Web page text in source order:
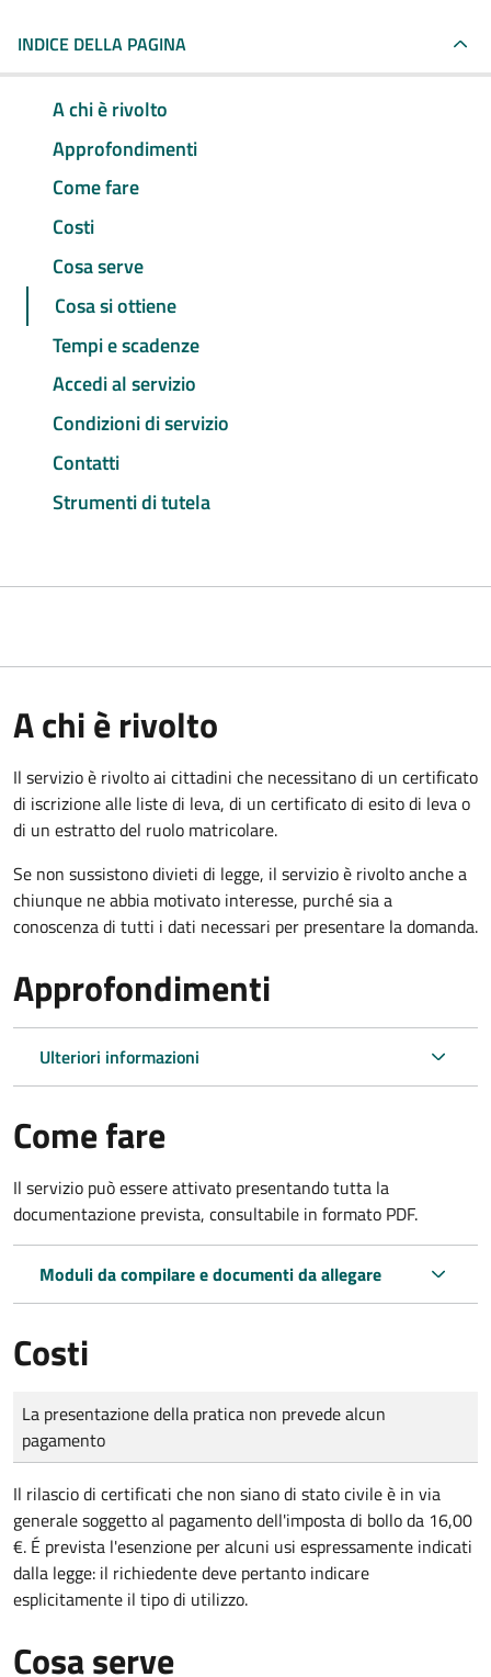
INDICE DELLA PAGINA
A chi è rivolto
Approfondimenti
Come fare
Costi
Cosa serve
Cosa si ottiene
Tempi e scadenze
Accedi al servizio
Condizioni di servizio
Contatti
Strumenti di tutela
A chi è rivolto
Il servizio è rivolto ai cittadini che necessitano di un certificato
di iscrizione alle liste di leva, di un certificato di esito di leva o
di un estratto del ruolo matricolare.
Se non sussistono divieti di legge, il servizio è rivolto anche a
chiunque ne abbia motivato interesse, purché sia a
conoscenza di tutti i dati necessari per presentare la domanda.
Approfondimenti
Ulteriori informazioni
Come fare
Il servizio può essere attivato presentando tutta la
documentazione prevista, consultabile in formato PDF.
Moduli da compilare e documenti da allegare
Costi
Tipo di pagamento
Importo
La presentazione della pratica non prevede alcun
pagamento
Il rilascio di certificati che non siano di stato civile è in via
generale soggetto al pagamento dell'imposta di bollo da 16,00
€. É prevista l'esenzione per alcuni usi espressamente indicati
dalla legge: il richiedente deve pertanto indicare
esplicitamente il tipo di utilizzo.
Cosa serve